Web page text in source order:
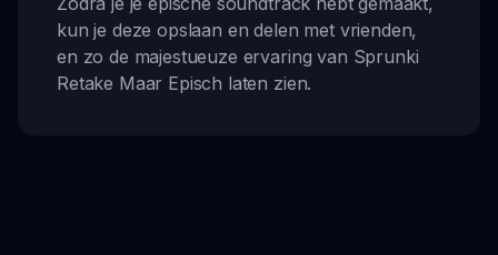
kun je deze opslaan en delen met vrienden,
en zo de majestueuze ervaring van Sprunki
Retake Maar Episch laten zien.